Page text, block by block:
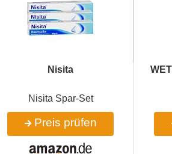
‎Nisita
Nisita Spar-Set
Preis prüfen